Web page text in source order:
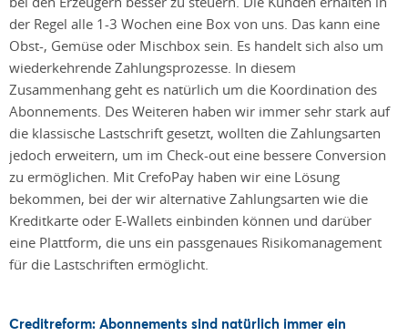
der Regel alle 1-3 Wochen eine Box von uns. Das kann eine
Obst-, Gemüse oder Mischbox sein. Es handelt sich also um
wiederkehrende Zahlungsprozesse. In diesem
Zusammenhang geht es natürlich um die Koordination des
Abonnements. Des Weiteren haben wir immer sehr stark auf
die klassische Lastschrift gesetzt, wollten die Zahlungsarten
jedoch erweitern, um im Check-out eine bessere Conversion
zu ermöglichen. Mit CrefoPay haben wir eine Lösung
bekommen, bei der wir alternative Zahlungsarten wie die
Kreditkarte oder E-Wallets einbinden können und darüber
eine Plattform, die uns ein passgenaues Risikomanagement
für die Lastschriften ermöglicht.
Creditreform: Abonnements sind natürlich immer ein